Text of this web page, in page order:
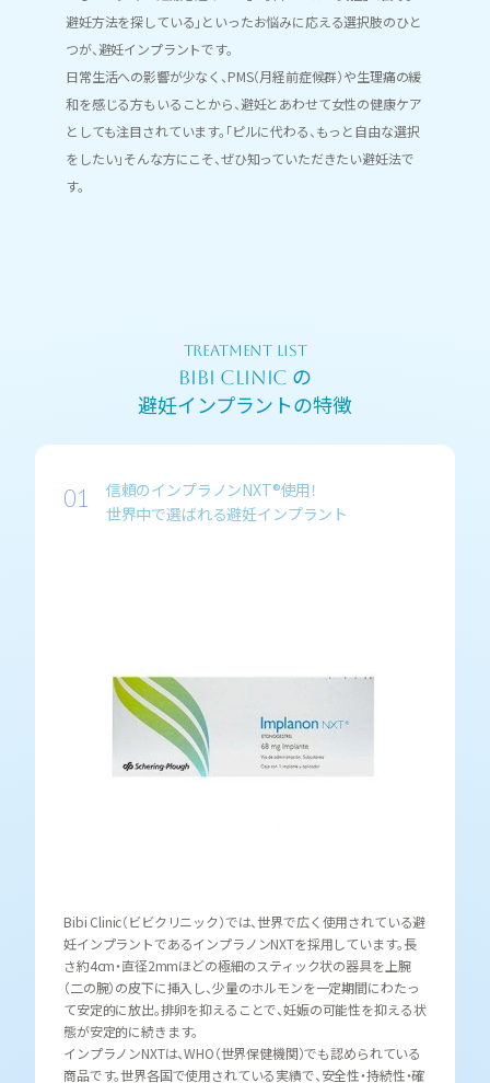
避妊方法を探している」といったお悩みに応える選択肢のひと
つが、避妊インプラントです。
日常生活への影響が少なく、PMS（月経前症候群）や生理痛の緩
和を感じる方もいることから、避妊とあわせて女性の健康ケア
としても注目されています。「ピルに代わる、もっと自由な選択
をしたい」そんな方にこそ、ぜひ知っていただきたい避妊法で
す。
TREATMENT LIST
BIBI CLINIC の
避妊インプラントの特徴
信頼のインプラノンNXT®使用！
世界中で選ばれる避妊インプラント
Bibi Clinic（ビビクリニック）では、世界で広く使用されている避
妊インプラントであるインプラノンNXTを採用しています。長
さ約4cm・直径2mmほどの極細のスティック状の器具を上腕
（二の腕）の皮下に挿入し、少量のホルモンを一定期間にわたっ
て安定的に放出。排卵を抑えることで、妊娠の可能性を抑える状
態が安定的に続きます。
インプラノンNXTは、WHO（世界保健機関）でも認められている
商品です。世界各国で使用されている実績で、安全性・持続性・確